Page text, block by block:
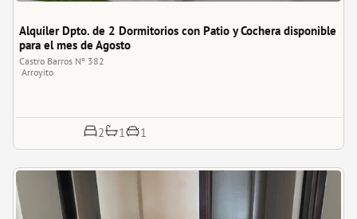
Alquiler Dpto. de 2 Dormitorios con Patio y Cochera disponible
para el mes de Agosto
Castro Barros Nº 382
Arroyito
2 1 1